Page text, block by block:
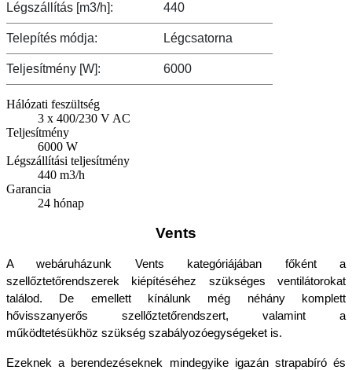
Légszállítás [m3/h]: 440
Telepítés módja: Légcsatorna
Teljesítmény [W]: 6000
Hálózati feszültség
3 x 400/230 V AC
Teljesítmény
6000 W
Légszállítási teljesítmény
440 m3/h
Garancia
24 hónap
Vents
A webáruházunk Vents kategóriájában főként a
szellőztetőrendszerek kiépítéséhez szükséges ventilátorokat
találod. De emellett kínálunk még néhány komplett
hővisszanyerős szellőztetőrendszert, valamint a
működtetésükhöz szükség szabályozóegységeket is.
Ezeknek a berendezéseknek mindegyike igazán strapabíró és